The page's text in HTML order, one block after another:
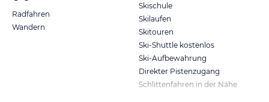
Radfahren
Wandern
Skischule
Skilaufen
Skitouren
Ski-Shuttle kostenlos
Ski-Aufbewahrung
Direkter Pistenzugang
Schlittenfahren in der Nähe